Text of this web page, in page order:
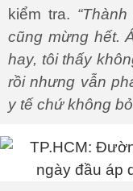
kiểm tra.
cũng mừng hết.
hay, tôi thấy
rồi nhưng vẫn
y tế chứ không